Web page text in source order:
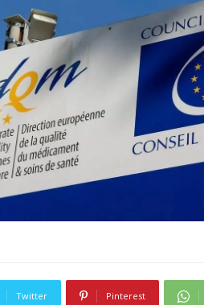
Twitter Pinterest